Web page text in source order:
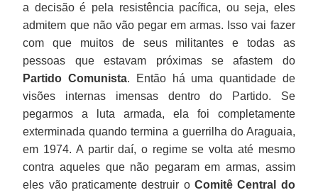
a decisão é pela resistência pacífica, ou seja, eles
admitem que não vão pegar em armas. Isso vai fazer
com que muitos de seus militantes e todas as
pessoas que estavam próximas se afastem do
Partido Comunista. Então há uma quantidade de
visões internas imensas dentro do Partido. Se
pegarmos a luta armada, ela foi completamente
exterminada quando termina a guerrilha do Araguaia,
em 1974. A partir daí, o regime se volta até mesmo
contra aqueles que não pegaram em armas, assim
eles vão praticamente destruir o Comitê Central do